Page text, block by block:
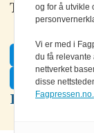
Tips oss:
Facebook
Twitter
LinkedIn
og for å utvikle
Vi er med i
du få relevante
nettverket
disse
Fagpressen.no.